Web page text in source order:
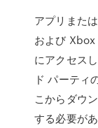
アプリまた
および
にアクセス
ド パーティ
こからダウ
する必要が